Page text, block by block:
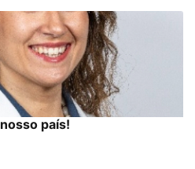
país!